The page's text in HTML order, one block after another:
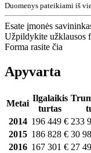
Duomenys pateikiami iš
Esate įmonės
Užpildykite užklausos
Forma rasite čia
Apyvarta
Metai
Ilgalaikis
turtas
2014 196 449 € 233
2015 186 828 € 30
2016 167 301 € 27